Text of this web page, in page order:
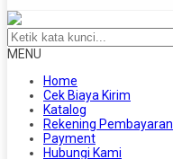
MENU
Home
Cek Biaya Kirim
Katalog
Rekening Pembayaran
Payment
Hubungi Kami